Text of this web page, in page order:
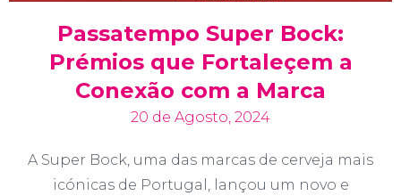
Passatempo Super Bock:
Prémios que Fortaleçem a
Conexão com a Marca
20 de Agosto, 2024
A Super Bock, uma das marcas de cerveja mais
icónicas de Portugal, lançou um novo e